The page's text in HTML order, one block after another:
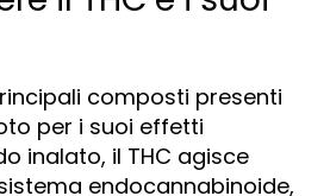
composti presenti
per i suoi effetti
inalato, il THC agisce
endocannabinoide,